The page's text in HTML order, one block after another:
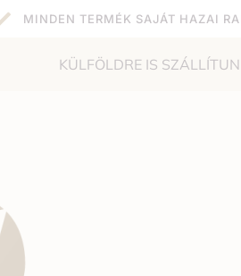
MINDEN TERMÉK SAJÁT HAZAI
KÜLFÖLDRE IS